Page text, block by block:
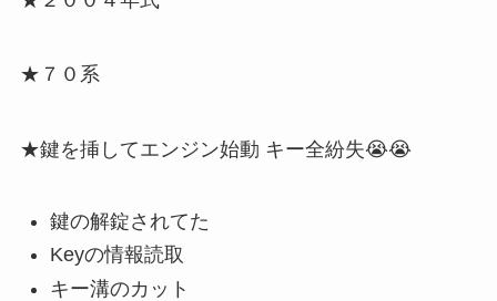
★７０系
★鍵を挿してエンジン始動 キー全紛失😭😭
鍵の解錠されてた
Keyの情報読取
キー溝のカット